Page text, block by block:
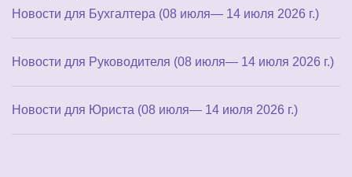
Новости для Бухгалтера (08 июля— 14 июля 2026 г.)
Новости для Руководителя (08 июля— 14 июля 2026 г.)
Новости для Юриста (08 июля— 14 июля 2026 г.)